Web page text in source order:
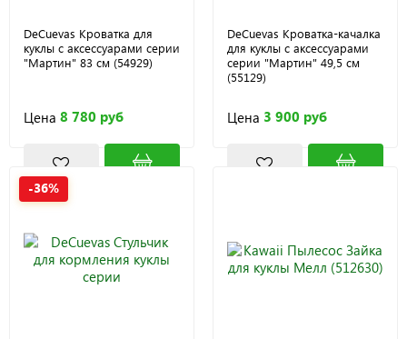
DeCuevas Кроватка для
куклы с аксессуарами серии
"Мартин" 83 см (54929)
Цена 8 780 руб
DeCuevas Кроватка-качалка
для куклы с аксессуарами
серии "Мартин" 49,5 см
(55129)
Цена 3 900 руб
-36%